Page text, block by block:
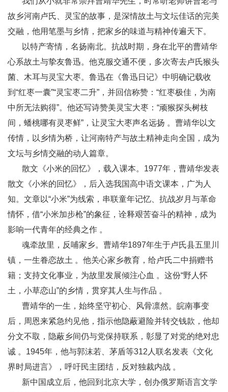
故乡河南卢氏、灵宝的故事，是深情故土与文坛佳话的完美
交融，他用笔墨与乡情，把家乡的味道与精神传遍天下。
以特产寄情，名扬南北。抗战时期，身在北平的曹靖华
心系故土与挚友鲁迅。他克服交通不便，多次寄去卢氏猴头
菌、木耳与灵宝大枣。鲁迅在《鲁迅日记》中明确记载收
到“红枣一囊”“灵宝枣二升”，并回信称赞：“红枣极佳，为南
中所无法购得”。他还写诗赞美灵宝大枣：“顽猴探头树枝
间，蟠桃哪有灵枣鲜”，让灵宝大枣声名远扬 。曹靖华以文
传情，以乡情为桥，让河南特产与故土精神走向全国，成为
文坛与乡情交融的动人篇章。
散文《小米的回忆》，载入课本。1977年，曹靖华发表
散文《小米的回忆》，后入选我国高中语文课本，广为人
知。文章以“小米”为线索，串联童年记忆、抗战岁月与革命
情怀，借“小米加步枪”的象征，诠释艰苦奋斗的精神，成为
影响一代青年的经典之作 。
魂牵故里，反哺家乡。曹靖华1897年生于卢氏县五里川
镇，一生眷恋故土 。他关心家乡教育，给卢氏二中捐赠书
籍；支持文化事业，为故里发展倾注心血 。这份“野人怀
土，小草恋山”的乡情，贯穿其人生与作品 。
曹靖华的一生，始终坚守初心、风骨凛然。皖南事变
后，周恩来紧急约见他，指示他隐蔽避险并转交钱款，他却
分文不取，隐蔽乡间仍与党保持联系，彰显了对党的绝对忠
诚 。1945年，他与郭沫若、茅盾等312人联名发表《文化
界时局进言》，呼吁民主团结，反对独裁内战 。
新中国成立后，他回到北京大学，创办俄罗斯语言文学